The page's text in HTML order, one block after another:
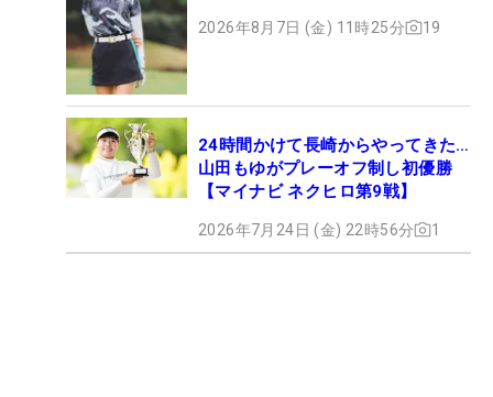
2026年8月7日 (金) 11時25分 19
24時間かけて長崎からやってきた…
山田もゆがプレーオフ制し初優勝
【マイナビ ネクヒロ第9戦】
2026年7月24日 (金) 22時56分 1